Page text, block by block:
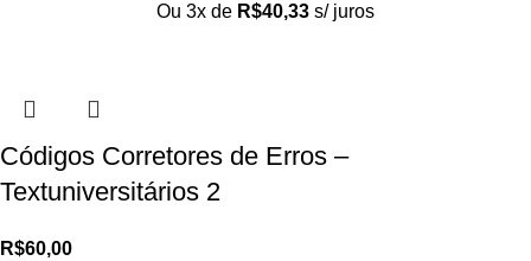
Ou 3x de R$40,33 s/ juros
Códigos Corretores de Erros –
Textuniversitários 2
R$60,00